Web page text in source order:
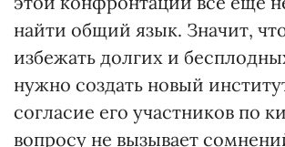
найти общий язык. Значит,
избежать долгих и
нужно создать новый
согласие его участников по
вопросу не вызывает